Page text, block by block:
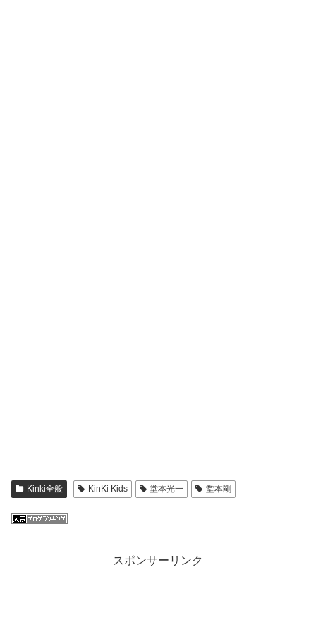
Kinki全般 KinKi Kids 堂本光一 堂本剛
スポンサーリンク